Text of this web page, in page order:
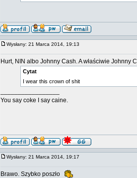
Wysłany: 21 Marca 2014, 19:13
Hurt, NIN albo Johnny Cash. A właściwie Johnny
Cytat
I wear this crown of shit
You say coke I say caine.
Wysłany: 21 Marca 2014, 19:17
Brawo. Szybko poszło